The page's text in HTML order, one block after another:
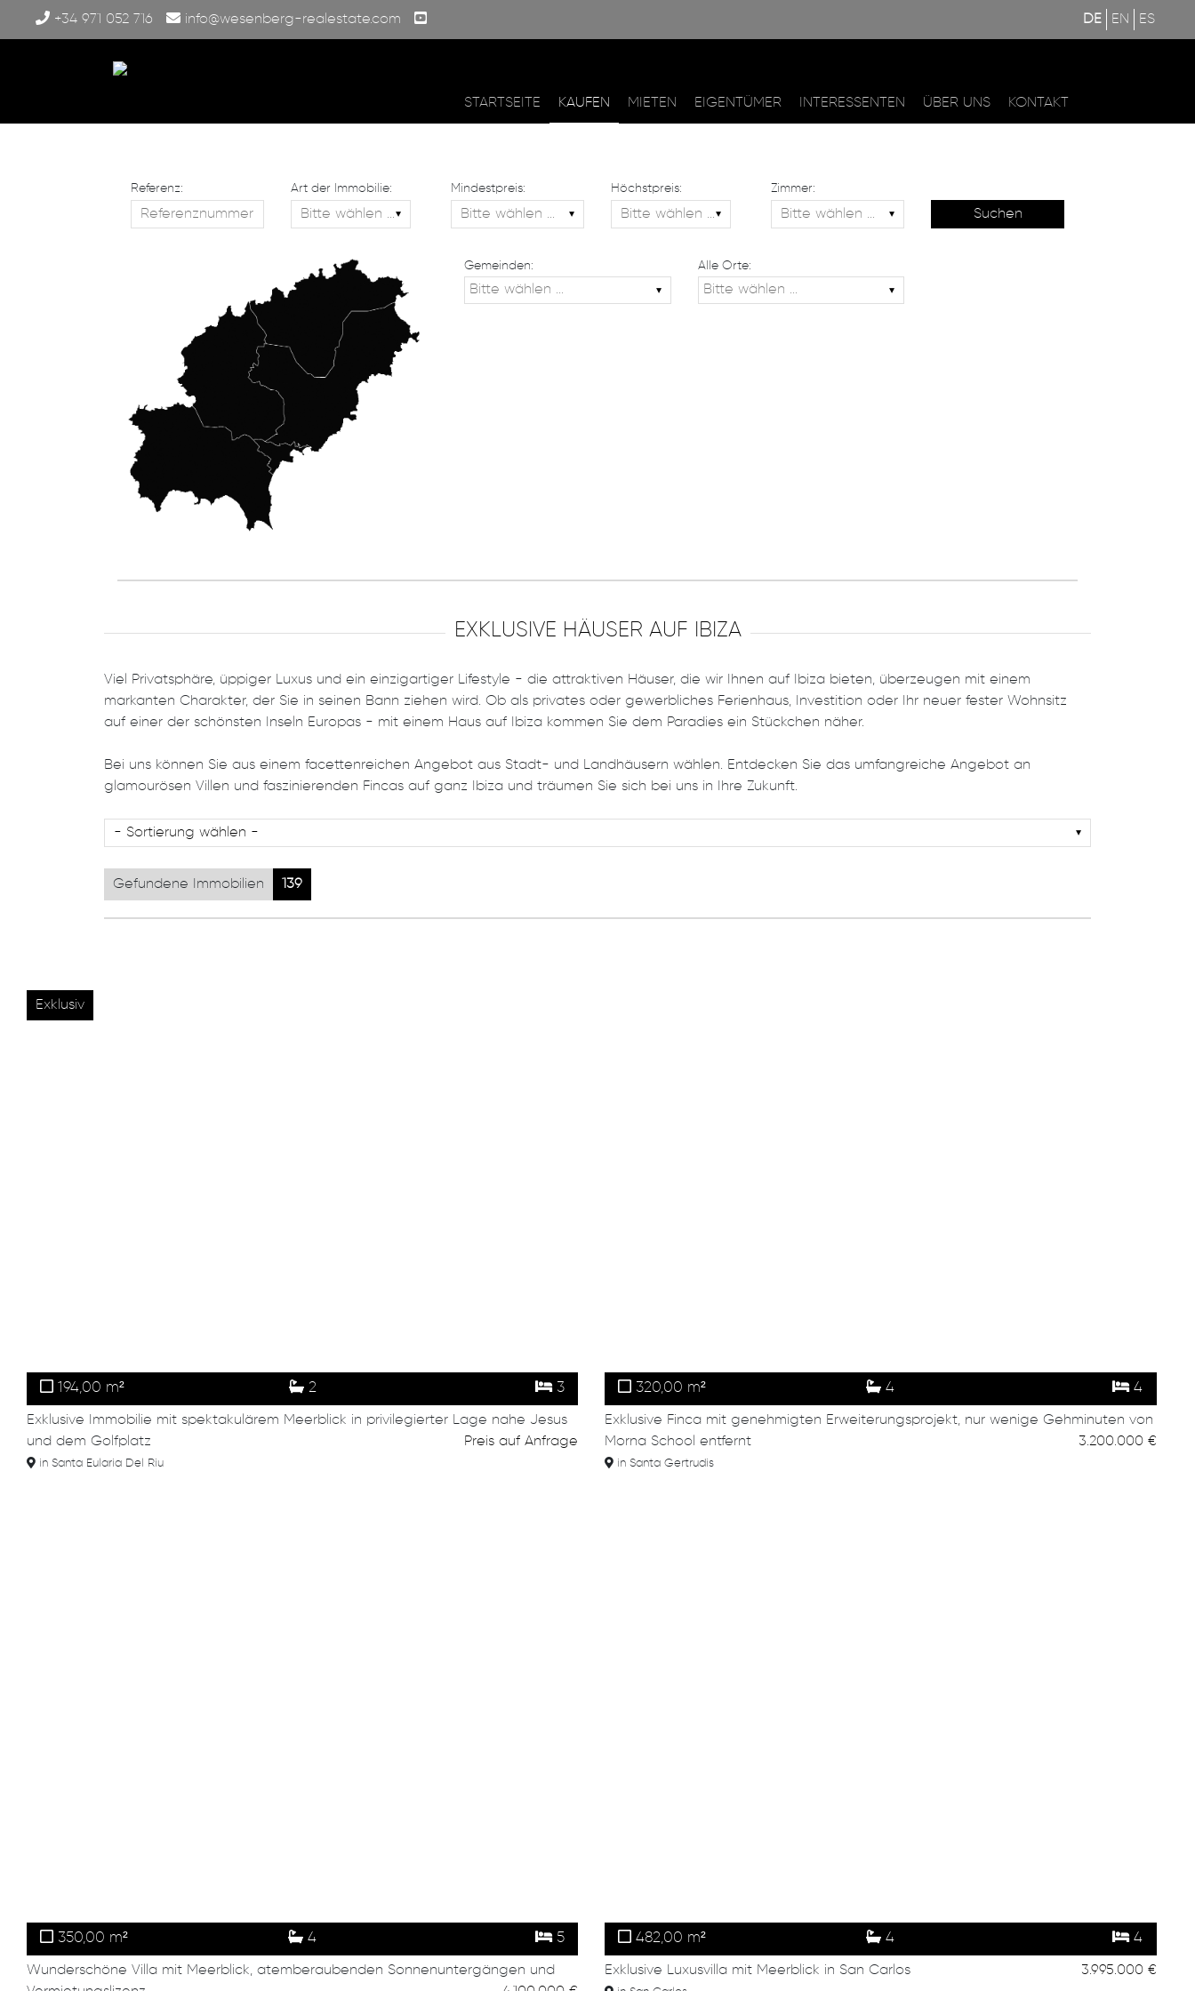
+34 971 052 716 info@wesenberg-realestate.com DE EN ES
STARTSEITE KAUFEN MIETEN EIGENTÜMER INTERESSENTEN ÜBER UNS KONTAKT
Referenz: Art der Immobilie: Mindestpreis: Höchstpreis: Zimmer:
Gemeinden: Alle Orte:
EXKLUSIVE HÄUSER AUF IBIZA
Viel Privatsphäre, üppiger Luxus und ein einzigartiger Lifestyle - die attraktiven Häuser, die wir Ihnen auf Ibiza bieten, überzeugen mit einem
markanten Charakter, der Sie in seinen Bann ziehen wird. Ob als privates oder gewerbliches Ferienhaus, Investition oder Ihr neuer fester Wohnsitz
auf einer der schönsten Inseln Europas - mit einem Haus auf Ibiza kommen Sie dem Paradies ein Stückchen näher.
Bei uns können Sie aus einem facettenreichen Angebot aus Stadt- und Landhäusern wählen. Entdecken Sie das umfangreiche Angebot an
glamourösen Villen und faszinierenden Fincas auf ganz Ibiza und träumen Sie sich bei uns in Ihre Zukunft.
Gefundene Immobilien 139
Exklusiv
194,00 m² 2 3
Exklusive Immobilie mit spektakulärem Meerblick in privilegierter Lage nahe Jesus
und dem Golfplatz
Preis auf Anfrage
in Santa Eularia Del Riu
320,00 m² 4 4
Exklusive Finca mit genehmigten Erweiterungsprojekt, nur wenige Gehminuten von
Morna School entfernt
3.200.000 €
in Santa Gertrudis
350,00 m² 4 5
Wunderschöne Villa mit Meerblick, atemberaubenden Sonnenuntergängen und
482,00 m² 4 4
Exklusive Luxusvilla mit Meerblick in San Carlos 3.995.000 €